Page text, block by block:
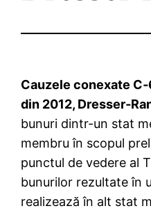
Cauzele conexate
din 2012,
bunuri dintr-un stat
membru în scopul
punctul de vedere al
bunurilor rezultate în
realizează în alt stat